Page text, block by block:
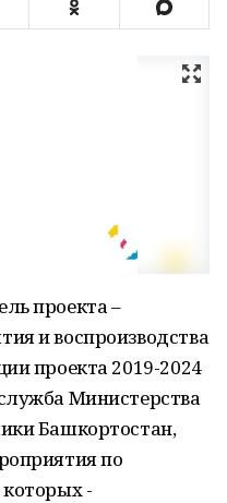
проекта –
и воспроизводства
проекта 2019-2024
Министерства
Башкортостан,
по
-